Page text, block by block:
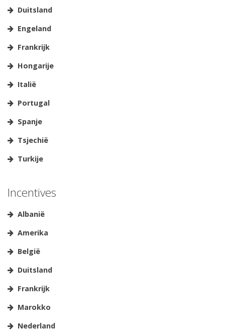
Duitsland
Engeland
Frankrijk
Hongarije
Italië
Portugal
Spanje
Tsjechië
Turkije
Incentives
Albanië
Amerika
België
Duitsland
Frankrijk
Marokko
Nederland